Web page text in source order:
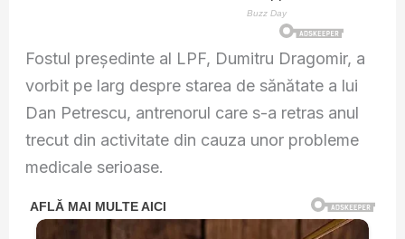
Fostul președinte al LPF, Dumitru Dragomir, a
vorbit pe larg despre starea de sănătate a lui
Dan Petrescu, antrenorul care s-a retras anul
trecut din activitate din cauza unor probleme
medicale serioase.